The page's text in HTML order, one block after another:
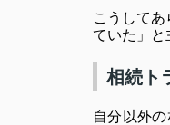
こうして
ていた」と
相続ト
自分以外